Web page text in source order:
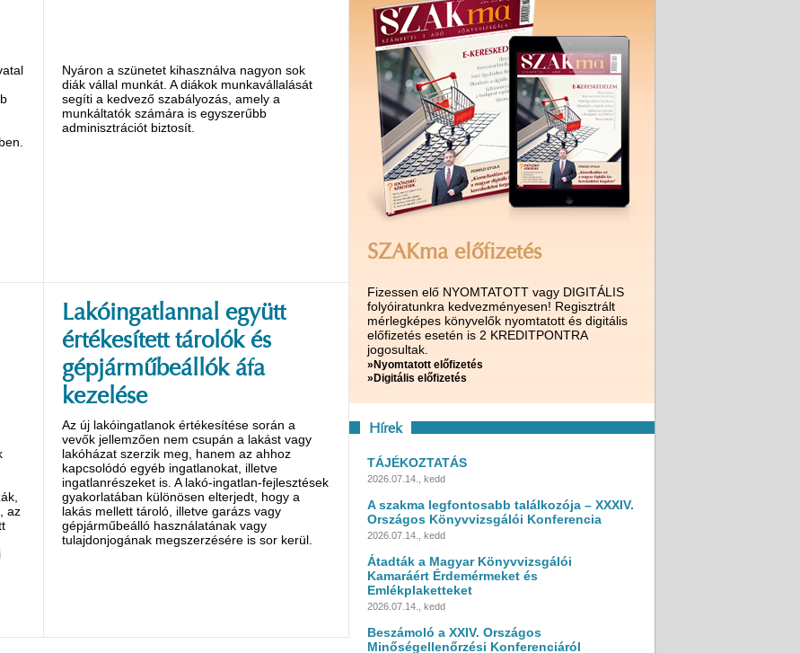
Nyáron a szünetet kihasználva nagyon sok
diák vállal munkát. A diákok munkavállalását
segíti a kedvező szabályozás, amely a
munkáltatók számára is egyszerűbb
adminisztrációt biztosít.
az
Lakóingatlannal együtt
értékesített tárolók és
gépjárműbeállók áfa
kezelése
Az új lakóingatlanok értékesítése során a
vevők jellemzően nem csupán a lakást vagy
lakóházat szerzik meg, hanem az ahhoz
kapcsolódó egyéb ingatlanokat, illetve
ingatlanrészeket is. A lakó-ingatlan-fejlesztések
gyakorlatában különösen elterjedt, hogy a
lakás mellett tároló, illetve garázs vagy
gépjárműbeálló használatának vagy
tulajdonjogának megszerzésére is sor kerül.
SZAKma előfizetés
Fizessen elő NYOMTATOTT vagy DIGITÁLIS
folyóiratunkra kedvezményesen! Regisztrált
mérlegképes könyvelők nyomtatott és digitális
előfizetés esetén is 2 KREDITPONTRA
jogosultak.
»Nyomtatott előfizetés
»Digitális előfizetés
Hírek
TÁJÉKOZTATÁS
2026.07.14., kedd
A szakma legfontosabb találkozója – XXXIV.
Országos Könyvvizsgálói Konferencia
2026.07.14., kedd
Átadták a Magyar Könyvvizsgálói
Kamaráért Érdemérmeket és
Emlékplaketteket
2026.07.14., kedd
Beszámoló a XXIV. Országos
Minőségellenőrzési Konferenciáról